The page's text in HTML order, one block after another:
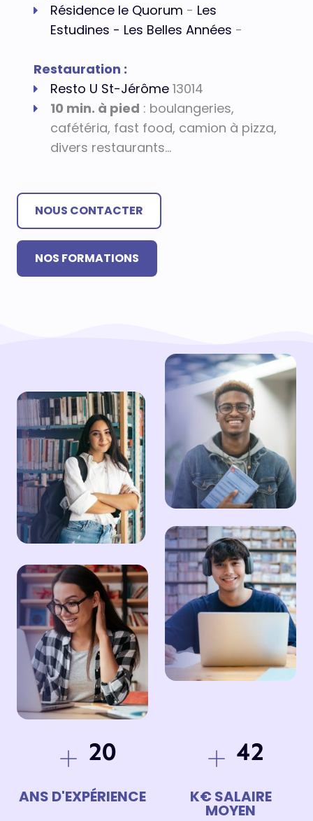
PRÉSENTATION
G4 IMPACT
ÉCOLE POUR TOUS
DEVENIR ENSEIGNANT
ILS PARLENT DE NOUS
DEMANDE DE BROCHURE
FORMATIONS
FORMATIONS BAC+3
FORMATIONS BAC+5
BOOTCAMP DÉVELOPPEUR WEB
Résidence le Quorum - Les
Estudines - Les Belles Années -
Restauration :
Resto U St-Jérôme 13014
10 min. à pied : boulangeries,
cafétéria, fast food, camion à pizza,
divers restaurants...
NOUS CONTACTER
NOS FORMATIONS
20
ANS D'EXPÉRIENCE
42
K€ SALAIRE
MOYEN